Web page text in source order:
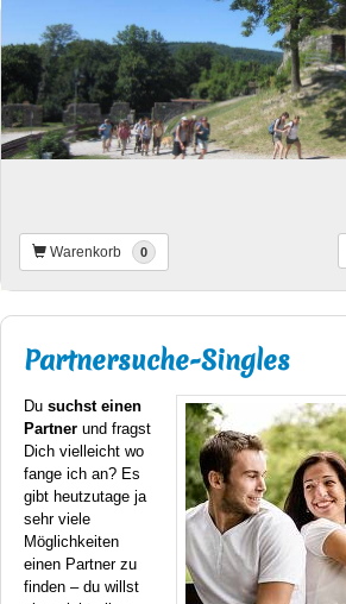
Warenkorb 0
Partnersuche-Singles
Du suchst einen
Partner und fragst
Dich vielleicht wo
fange ich an? Es
gibt heutzutage ja
sehr viele
Möglichkeiten
einen Partner zu
finden – du willst